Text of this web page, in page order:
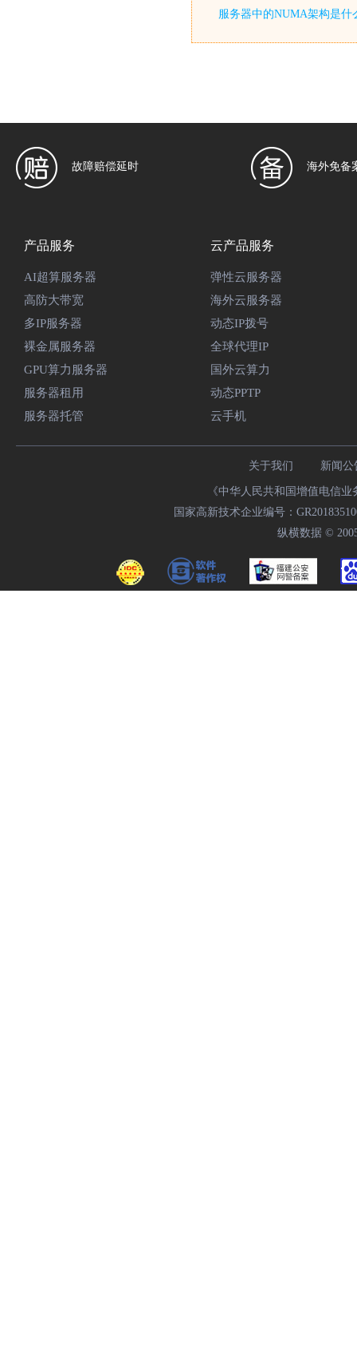
服务器中的NUMA架构是什
故障赔偿延时 海外免备
产品服务
AI超算服务器
高防大带宽
多IP服务器
裸金属服务器
GPU算力服务器
服务器租用
服务器托管
云产品服务
弹性云服务器
海外云服务器
动态IP拨号
全球代理IP
国外云算力
动态PPTP
云手机
关于我们 新闻公
《中华人民共和国增值电信
国家高新技术企业编号：
纵横数据 ©